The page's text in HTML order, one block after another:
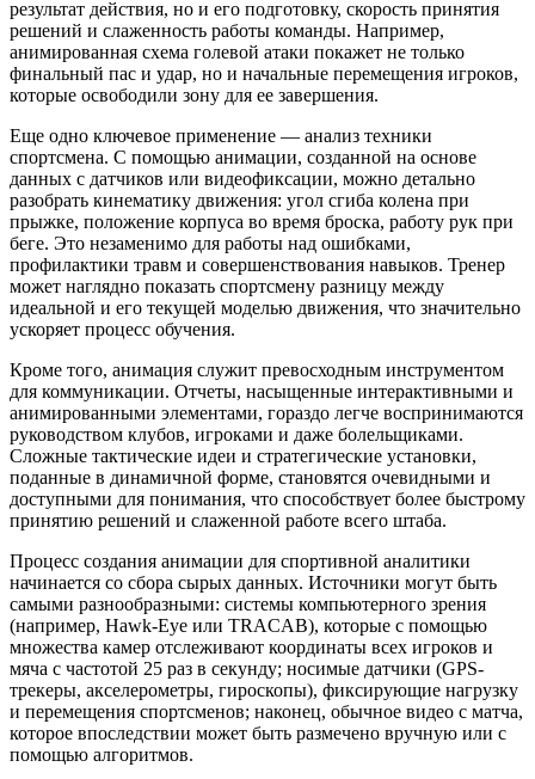
результат действия, но и его подготовку, скорость принятия
решений и слаженность работы команды. Например,
анимированная схема голевой атаки покажет не только
финальный пас и удар, но и начальные перемещения игроков,
которые освободили зону для ее завершения.
Еще одно ключевое применение — анализ техники
спортсмена. С помощью анимации, созданной на основе
данных с датчиков или видеофиксации, можно детально
разобрать кинематику движения: угол сгиба колена при
прыжке, положение корпуса во время броска, работу рук при
беге. Это незаменимо для работы над ошибками,
профилактики травм и совершенствования навыков. Тренер
может наглядно показать спортсмену разницу между
идеальной и его текущей моделью движения, что значительно
ускоряет процесс обучения.
Кроме того, анимация служит превосходным инструментом
для коммуникации. Отчеты, насыщенные интерактивными и
анимированными элементами, гораздо легче воспринимаются
руководством клубов, игроками и даже болельщиками.
Сложные тактические идеи и стратегические установки,
поданные в динамичной форме, становятся очевидными и
доступными для понимания, что способствует более быстрому
принятию решений и слаженной работе всего штаба.
Процесс создания анимации для спортивной аналитики
начинается со сбора сырых данных. Источники могут быть
самыми разнообразными: системы компьютерного зрения
(например, Hawk-Eye или TRACAB), которые с помощью
множества камер отслеживают координаты всех игроков и
мяча с частотой 25 раз в секунду; носимые датчики (GPS-
трекеры, акселерометры, гироскопы), фиксирующие нагрузку
и перемещения спортсменов; наконец, обычное видео с матча,
которое впоследствии может быть размечено вручную или с
помощью алгоритмов.